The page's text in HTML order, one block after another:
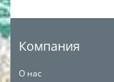
Компания
О нас